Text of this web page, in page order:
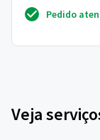
Pedido
Veja